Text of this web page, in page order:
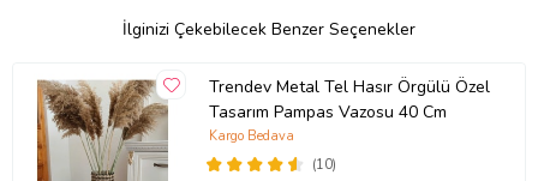
İlginizi Çekebilecek Benzer Seçenekler
Trendev Metal Tel Hasır Örgülü Özel
Tasarım Pampas Vazosu 40 Cm
(10)
Kargo Bedava